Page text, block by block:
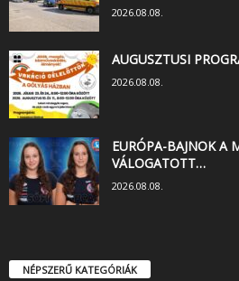
2026.08.08.
AUGUSZTUSI
2026.08.08.
EURÓPA-BAJNOK A
VÁLOGATOTT…
2026.08.08.
NÉPSZERŰ KATEGÓRIÁK